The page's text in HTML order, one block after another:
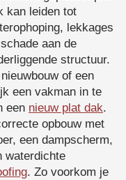
kan leiden tot
lekkages
aan de
structuur.
of een
een vakman in te
een nieuw plat dak.
opbouw met
een dampscherm,
waterdichte
. Zo voorkom je